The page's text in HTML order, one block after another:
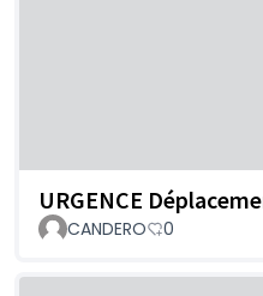
URGENCE
CANDERO 0